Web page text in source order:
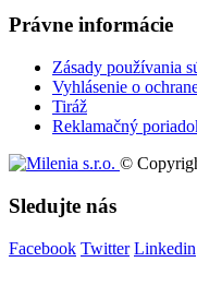
Právne informácie
Zásady používania
Vyhlásenie o
Tiráž
Reklamačný
©
Sledujte nás
Facebook Twitter Linkedin